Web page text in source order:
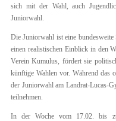
sich mit der Wahl, auch
Juniorwahl.
Die Juniorwahl ist eine
einen realistischen Einblick in den
Verein Kumulus, fördert sie
künftige Wahlen vor. Während das
der Juniorwahl am Landrat-Lucas-
teilnehmen.
In der Woche vom 17.02. bis